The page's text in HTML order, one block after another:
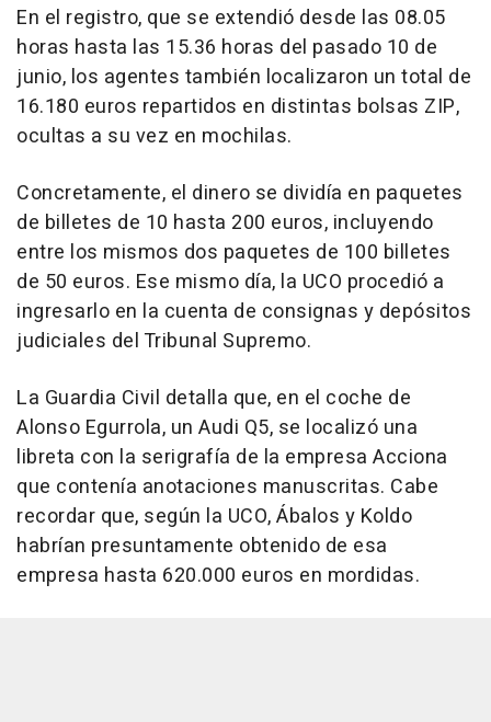
En el registro, que se extendió desde las 08.05
horas hasta las 15.36 horas del pasado 10 de
junio, los agentes también localizaron un total de
16.180 euros repartidos en distintas bolsas ZIP,
ocultas a su vez en mochilas.
Concretamente, el dinero se dividía en paquetes
de billetes de 10 hasta 200 euros, incluyendo
entre los mismos dos paquetes de 100 billetes
de 50 euros. Ese mismo día, la UCO procedió a
ingresarlo en la cuenta de consignas y depósitos
judiciales del Tribunal Supremo.
La Guardia Civil detalla que, en el coche de
Alonso Egurrola, un Audi Q5, se localizó una
libreta con la serigrafía de la empresa Acciona
que contenía anotaciones manuscritas. Cabe
recordar que, según la UCO, Ábalos y Koldo
habrían presuntamente obtenido de esa
empresa hasta 620.000 euros en mordidas.